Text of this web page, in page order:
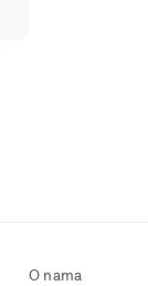
O nama